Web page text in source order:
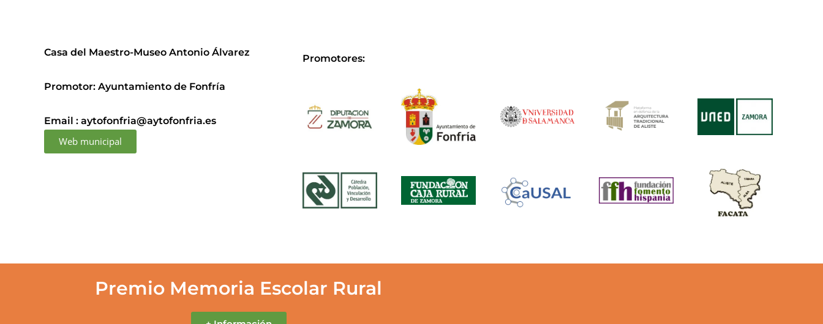
Casa del Maestro-Museo Antonio Álvarez
Promotor: Ayuntamiento de Fonfría
Email : aytofonfria@aytofonfria.es
Web municipal
Promotores:
Premio Memoria Escolar Rural
Memoria Escolar Rural